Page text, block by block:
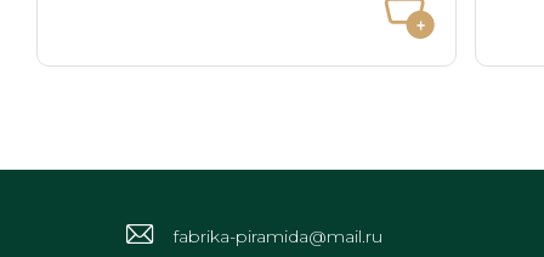
fabrika-piramida@mail.ru